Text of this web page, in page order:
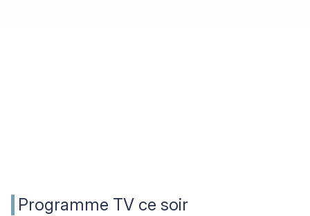
Programme TV ce soir